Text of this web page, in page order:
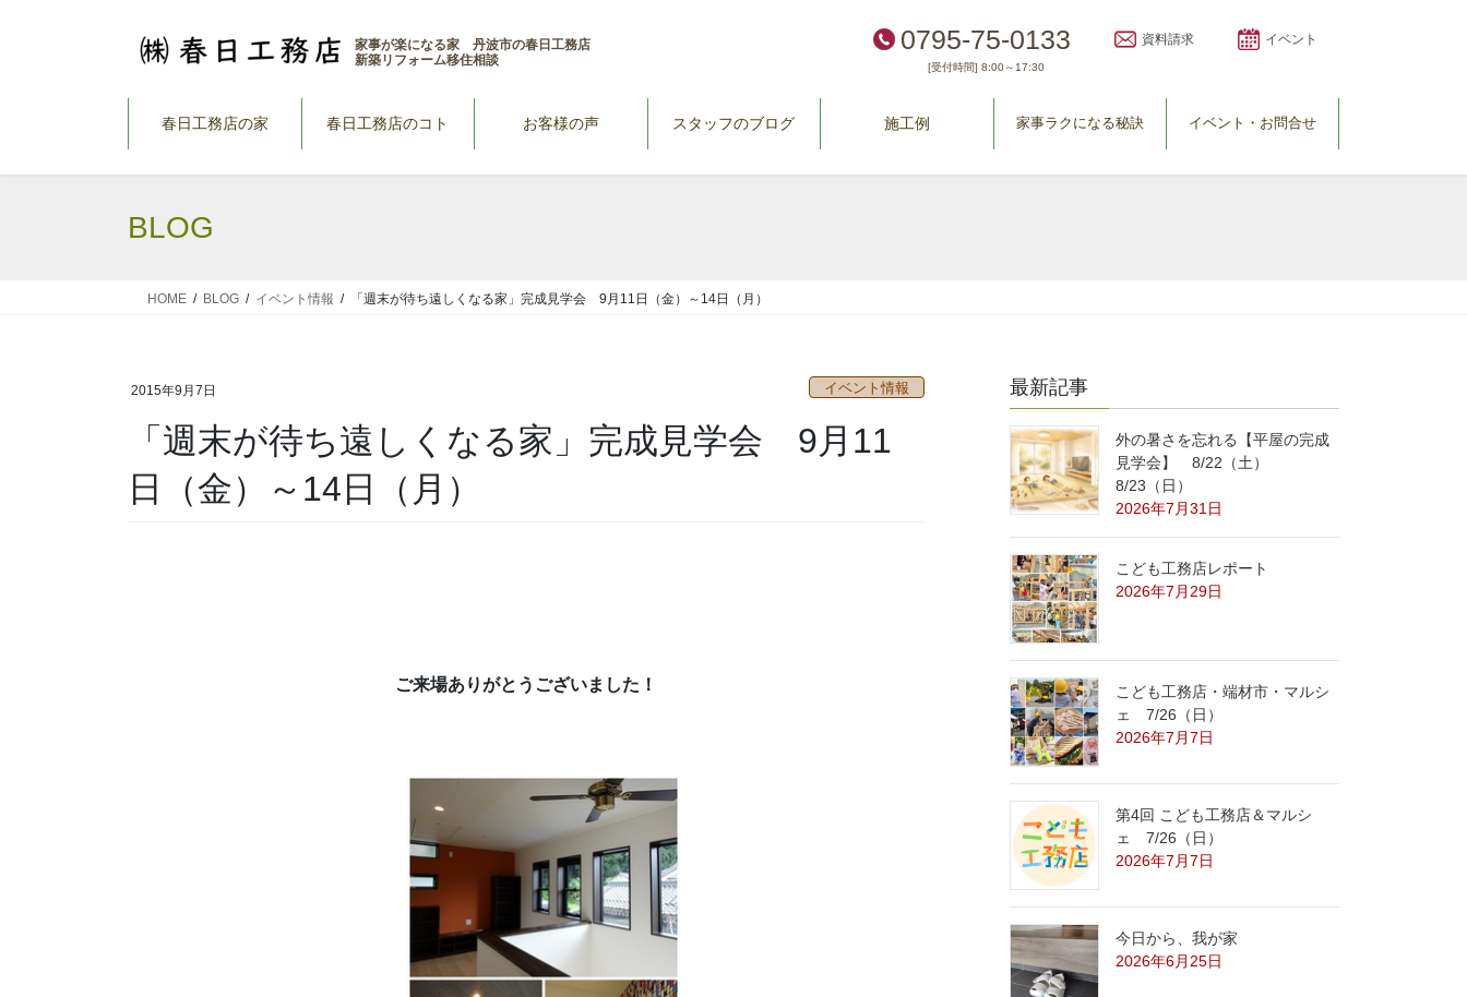
家事が楽になる家 丹波市の春日工務店
新築リフォーム移住相談
0795-75-0133
[受付時間] 8:00～17:30
資料請求 イベント
春日工務店の家 春日工務店のコト お客様の声 スタッフのブログ 施工例 家事ラクになる秘訣 イベント・お問合せ
BLOG
HOME BLOG イベント情報 「週末が待ち遠しくなる家」完成見学会 9月11日（金）～14日（月）
2015年9月7日 イベント情報
「週末が待ち遠しくなる家」完成見学会 9月11
日（金）～14日（月）
ご来場ありがとうございました！
最新記事
外の暑さを忘れる【平屋の完成
見学会】 8/22（土）
8/23（日）
2026年7月31日
こども工務店レポート
2026年7月29日
こども工務店・端材市・マルシ
ェ 7/26（日）
2026年7月7日
第4回 こども工務店＆マルシ
ェ 7/26（日）
2026年7月7日
今日から、我が家
2026年6月25日